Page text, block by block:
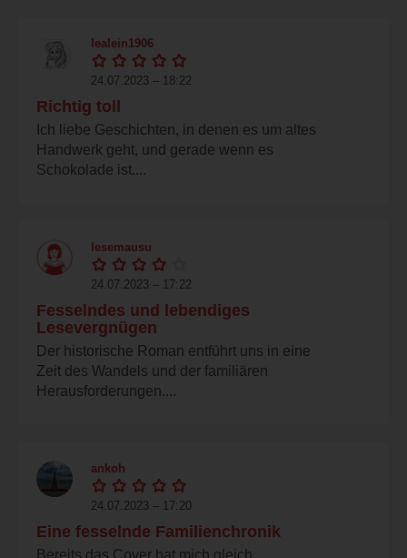
lealein1906
24.07.2023 – 18:22
Richtig toll
Ich liebe Geschichten, in denen es um altes
Handwerk geht, und gerade wenn es
Schokolade ist....
lesemausu
24.07.2023 – 17:22
Fesselndes und lebendiges
Lesevergnügen
Der historische Roman entführt uns in eine
Zeit des Wandels und der familiären
Herausforderungen....
ankoh
24.07.2023 – 17:20
Eine fesselnde Familienchronik
Bereits das Cover hat mich gleich